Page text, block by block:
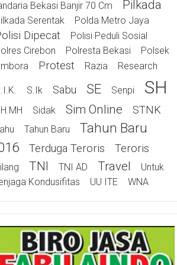
Bekasi Banjir 70 Cm
Pilkada
Serentak Polda Metro Jaya
Dipecat
Polisi Peduli Sosial
Cirebon
Polresta Bekasi
Polsek
Protest Razia Research
S.Ik Sabu SE Senpi SH
Sidak Sim Online STNK
Tahun Baru
Tahun Baru
Terduga Teroris Teroris
TNI TNI AD Travel
Untuk
Kondusifitas
UU ITE WNA